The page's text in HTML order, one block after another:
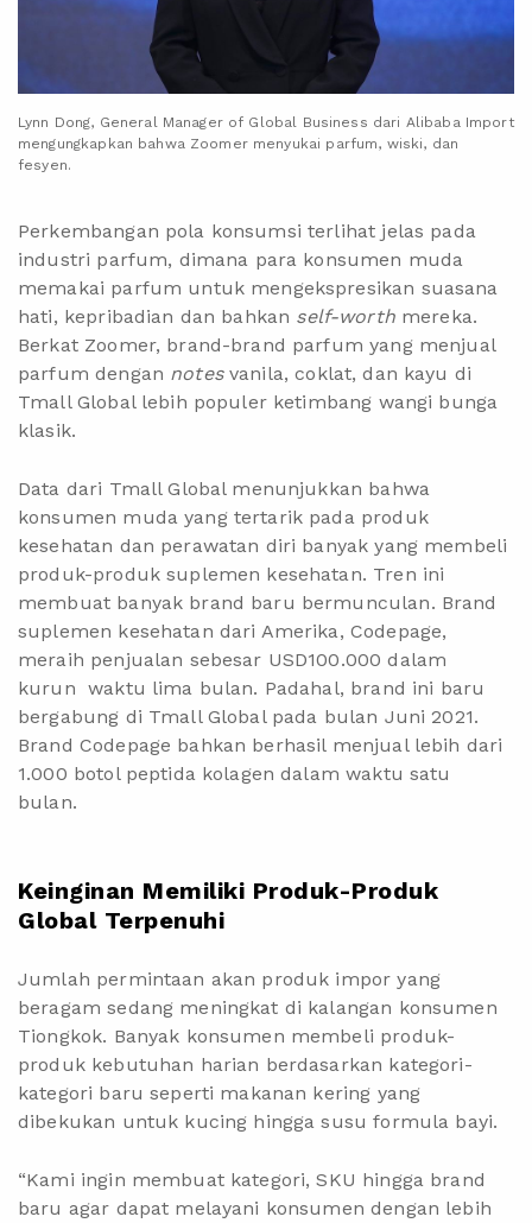
Lynn Dong, General Manager of Global Business dari Alibaba Import
mengungkapkan bahwa Zoomer menyukai parfum, wiski, dan
fesyen.
Perkembangan pola konsumsi terlihat jelas pada
industri parfum, dimana para konsumen muda
memakai parfum untuk mengekspresikan suasana
hati, kepribadian dan bahkan self-worthmereka.
Berkat Zoomer, brand-brand parfum yang menjual
parfum dengan notesvanila, coklat, dan kayu di
Tmall Global lebih populer ketimbang wangi bunga
klasik.
Data dari Tmall Global menunjukkan bahwa
konsumen muda yang tertarik pada produk
kesehatan dan perawatan diri banyak yang membeli
produk-produk suplemen kesehatan. Tren ini
membuat banyak brand baru bermunculan. Brand
suplemen kesehatan dari Amerika, Codepage,
meraih penjualan sebesar USD100.000 dalam
kurun waktu lima bulan. Padahal, brand ini baru
bergabung di Tmall Global pada bulan Juni 2021.
Brand Codepage bahkan berhasil menjual lebih dari
1.000 botol peptida kolagen dalam waktu satu
bulan.
Keinginan Memiliki Produk-Produk
Global Terpenuhi
Jumlah permintaan akan produk impor yang
beragam sedang meningkat di kalangan konsumen
Tiongkok. Banyak konsumen membeli produk-
produk kebutuhan harian berdasarkan kategori-
kategori baru seperti makanan kering yang
dibekukan untuk kucing hingga susu formula bayi.
“Kami ingin membuat kategori, SKU hingga brand
baru agar dapat melayani konsumen dengan lebih